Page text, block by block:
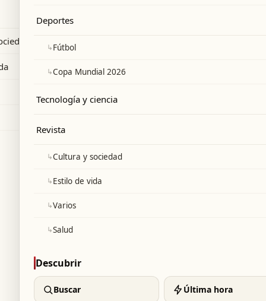
sin comisión.
Deportes
↳Fútbol
↳Copa Mundial 2026
Tecnología y ciencia
Revista
↳Cultura y sociedad
↳Estilo de vida
↳Varios
↳Salud
Descubrir
Buscar Última hora